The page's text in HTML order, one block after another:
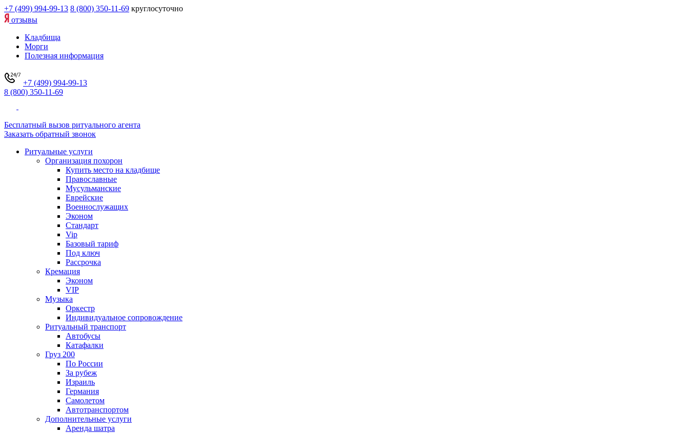
+7 (499) 994-99-13 8 (800) 350-11-69 круглосуточно
отзывы
Кладбища
Морги
Полезная информация
+7 (499) 994-99-13
8 (800) 350-11-69
Бесплатный вызов ритуального агента
Заказать обратный звонок
Ритуальные услуги
Организация похорон
Купить место на кладбище
Православные
Мусульманские
Еврейские
Военнослужащих
Эконом
Стандарт
Vip
Базовый тариф
Под ключ
Рассрочка
Кремация
Эконом
VIP
Музыка
Оркестр
Индивидуальное сопровождение
Ритуальный транспорт
Автобусы
Катафалки
Груз 200
По России
За рубеж
Израиль
Германия
Самолетом
Автотранспортом
Дополнительные услуги
Аренда шатра